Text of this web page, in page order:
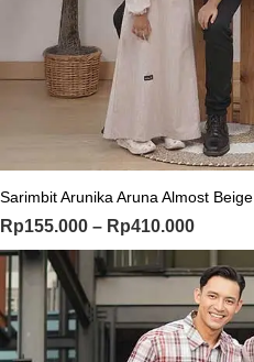
Sarimbit Arunika Aruna Almost Beige
Rp155.000 – Rp410.000